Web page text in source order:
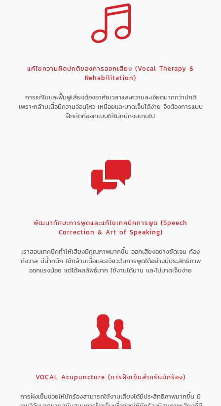
แก้ไขความผิดปกติของการออกเสียง (Vocal Therapy &
Rehabilitation)
การแก้ไขและฟื้นฟูเสียงต้องอาศัยเวลาและความละเอียดมากกว่าปกติ
เพราะกล้ามเนื้อมีความอ่อนไหว เหนื่อยและบาดเจ็บได้ง่าย จึงต้องการแบบ
ฝึกหัดที่ออกแบบให้ไม่หนักจนเกินไป
พัฒนาทักษะการพูดและแก้ไขเทคนิคการพูด (Speech
Correction & Art of Speaking)
เราสอนเทคนิคทำให้เสียงมีคุณภาพมากขึ้น ออกเสียงอย่างชัดเจน ก้อง
กังวาล มีน้ำหนัก ใช้กล้ามเนื้อและอวัยวะในการพูดได้อย่างมีประสิทธิภาพ
ออกแรงน้อย แต่ได้ผลลัพธ์มาก ใช้งานได้นาน และไม่บาดเจ็บง่าย
VOCAL Acupuncture (การฝังเข็มสำหรับนักร้อง)
การฝังเข็มช่วยให้นักร้องสามารถใช้งานเสียงได้มีประสิทธิภาพมากขึ้น มี